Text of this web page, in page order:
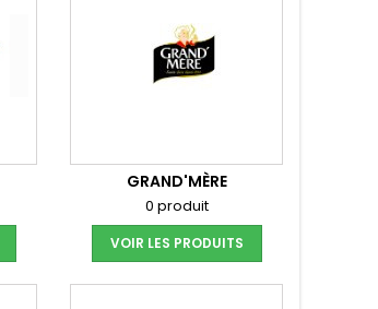
GRAND'MÈRE
0 produit
VOIR LES PRODUITS